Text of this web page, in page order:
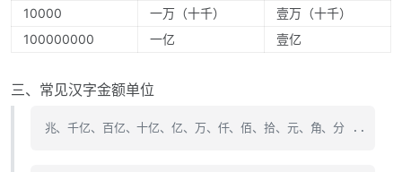
10000
一万（十千）
壹万（十千）
100000000
一亿 壹亿
三、常见汉字金额单位
兆、千亿、百亿、十亿、亿、万、仟、佰、拾、元、角、分 ..